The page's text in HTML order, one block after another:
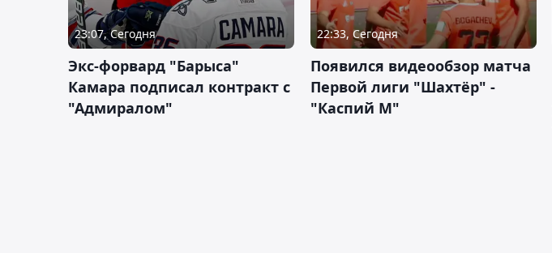
23:07, Сегодня
Экс-форвард "Барыса"
Камара подписал контракт с
"Адмиралом"
22:33, Сегодня
Появился видеообзор матча
Первой лиги "Шахтёр" -
"Каспий М"